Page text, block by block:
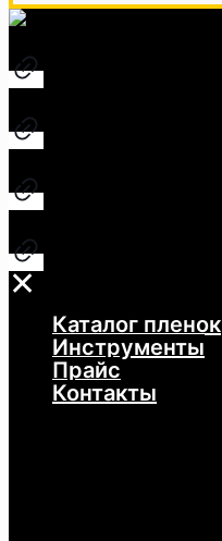
✕
Каталог пленок
Инструменты
Прайс
Контакты
Каталог